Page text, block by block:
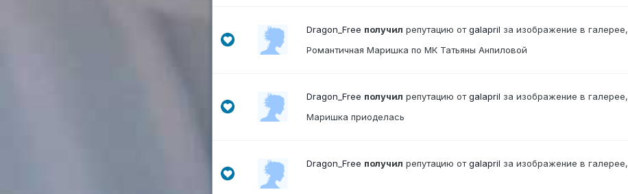
Dragon_Free получил репутацию отgalapril за изображение в галерее,
Романтичная Маришка по МК Татьяны Анпиловой
Dragon_Free получил репутацию отgalapril за изображение в галерее,
Маришка приоделась
Dragon_Free получил репутацию отgalapril за изображение в галерее,